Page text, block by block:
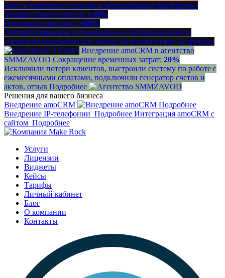
Запуск повторных продаж и автоматизация барбершопа
Thunder Объем продаж: +30%
Повторные продажи: +80%
Автоматизировали напоминания о повторном визите,
сократили периодичность между визитами отзыв Подробнее
Внедрение amoCRM в агентство
SMMZAVOD Сокращение временных затрат: 20%
Исключили потери клиентов, выстроили систему по работе с
ежемесячными оплатами, подключили генератор счетов и
актов. отзыв Подробнее
Решения для вашего бизнеса
Внедрение amoCRM
Подробнее
Внедрение IP-телефонии Подробнее Интеграция amoCRM с
сайтом Подробнее
Услуги
Лицензии
Виджеты
Кейсы
Тарифы
Личный кабинет
Блог
О компании
Контакты